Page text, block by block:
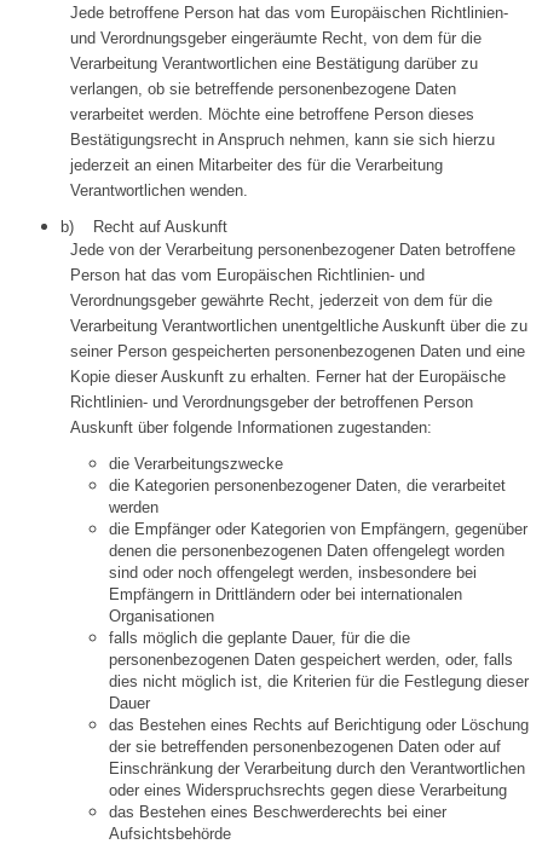
Jede betroffene Person hat das vom Europäischen Richtlinien-
und Verordnungsgeber eingeräumte Recht, von dem für die
Verarbeitung Verantwortlichen eine Bestätigung darüber zu
verlangen, ob sie betreffende personenbezogene Daten
verarbeitet werden. Möchte eine betroffene Person dieses
Bestätigungsrecht in Anspruch nehmen, kann sie sich hierzu
jederzeit an einen Mitarbeiter des für die Verarbeitung
Verantwortlichen wenden.
b) Recht auf Auskunft
Jede von der Verarbeitung personenbezogener Daten betroffene
Person hat das vom Europäischen Richtlinien- und
Verordnungsgeber gewährte Recht, jederzeit von dem für die
Verarbeitung Verantwortlichen unentgeltliche Auskunft über die zu
seiner Person gespeicherten personenbezogenen Daten und eine
Kopie dieser Auskunft zu erhalten. Ferner hat der Europäische
Richtlinien- und Verordnungsgeber der betroffenen Person
Auskunft über folgende Informationen zugestanden:
die Verarbeitungszwecke
die Kategorien personenbezogener Daten, die verarbeitet
werden
die Empfänger oder Kategorien von Empfängern, gegenüber
denen die personenbezogenen Daten offengelegt worden
sind oder noch offengelegt werden, insbesondere bei
Empfängern in Drittländern oder bei internationalen
Organisationen
falls möglich die geplante Dauer, für die die
personenbezogenen Daten gespeichert werden, oder, falls
dies nicht möglich ist, die Kriterien für die Festlegung dieser
Dauer
das Bestehen eines Rechts auf Berichtigung oder Löschung
der sie betreffenden personenbezogenen Daten oder auf
Einschränkung der Verarbeitung durch den Verantwortlichen
oder eines Widerspruchsrechts gegen diese Verarbeitung
das Bestehen eines Beschwerderechts bei einer
Aufsichtsbehörde